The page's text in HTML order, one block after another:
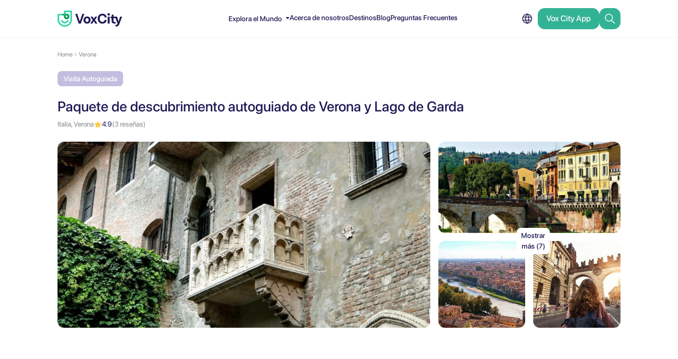
Explora el Mundo Acerca de nosotrosDestinosBlogPreguntas Frecuentes Vox City App
Home Verona
Visita Autoguiada
Paquete de descubrimiento autoguiado de Verona y Lago de Garda
Italia, Verona 4.9(3 reseñas)
Mostrar
más (7)